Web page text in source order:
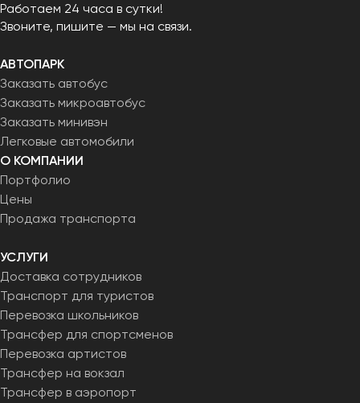
Работаем 24 часа в сутки!
Звоните, пишите — мы на связи.
АВТОПАРК
Заказать автобус
Заказать микроавтобус
Заказать минивэн
Легковые автомобили
О КОМПАНИИ
Портфолио
Цены
Продажа транспорта
УСЛУГИ
Доставка сотрудников
Транспорт для туристов
Перевозка школьников
Трансфер для спортсменов
Перевозка артистов
Трансфер на вокзал
Трансфер в аэропорт